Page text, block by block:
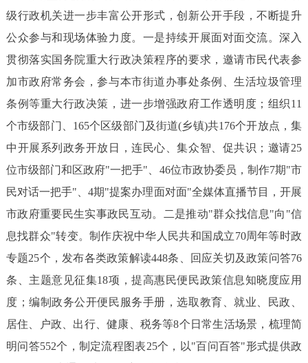
级行政机关进一步丰富公开形式，创新公开手段，不断提升
公众参与和现场体验力度。一是持续开展面对面交流。深入
贯彻落实国务院重大行政决策程序的要求，邀请市民代表参
加市政府常务会，参与本市街道办事处条例、生活垃圾管理
条例等重大行政决策，进一步增强政府工作透明度；组织11
个市级部门、165个区级部门及街道(乡镇)共176个开放点，集
中开展系列政务开放日，连民心、集众智、促共识；邀请25
位市级部门和区政府"一把手"、46位市政协委员，制作7期"市
民对话一把手"、4期"提案办理面对面"全媒体直播节目，开展
市政府重要民生实事政民互动。二是推动"群众找信息"向"信
息找群众"转变。制作庆祝中华人民共和国成立70周年等时政
专题25个，发布各类政策解读448条、回应关切及政策问答76
条、主题意见征集18项，提高惠民便民政策信息知晓度应用
度；编制政务公开便民服务手册，选取教育、就业、民政、
居住、户政、出行、健康、税务等8个日常生活场景，梳理简
明问答552个，制定流程图表25个，以"百问百答"形式提供政